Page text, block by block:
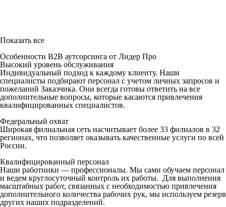
Показать все
Особенности B2B аутсорсинга от Лидер Про
Высокий уровень обслуживания
Индивидуальный подход к каждому клиенту. Наши
специалисты подбирают персонал с учетом личных запросов и
пожеланий Заказчика. Они всегда готовы ответить на все
дополнительные вопросы, которые касаются привлечения
квалифицированных специалистов.
Федеральный охват
Широкая филиальная сеть насчитывает более 33 филиалов в 32
регионах, что позволяет оказывать качественные услуги по всей
России.
Квалифицированный персонал
Наши работники — профессионалы. Мы сами обучаем персонал
и ведем круглосуточный контроль их работы. Для выполнения
масштабных работ, связанных с необходимостью привлечения
дополнительного количества рабочих рук, мы используем резерв
других наших подразделений.